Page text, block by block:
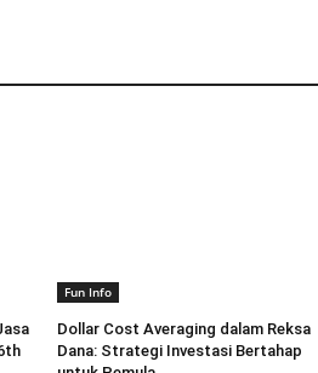
Fun Info
Dollar Cost Averaging dalam Reksa
Dana: Strategi Investasi Bertahap